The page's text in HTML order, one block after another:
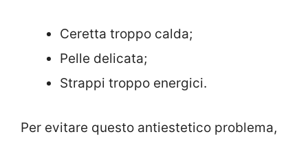
Ceretta troppo calda;
Pelle delicata;
Strappi troppo energici.
Per evitare questo antiestetico problema,